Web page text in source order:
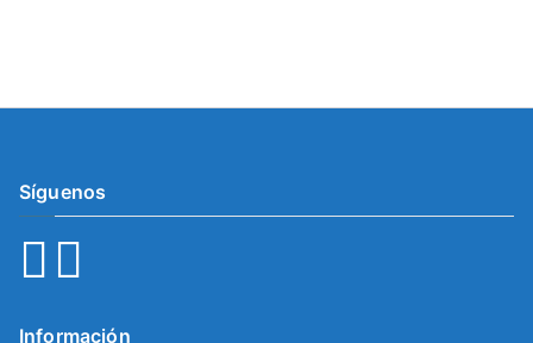
Síguenos
Información